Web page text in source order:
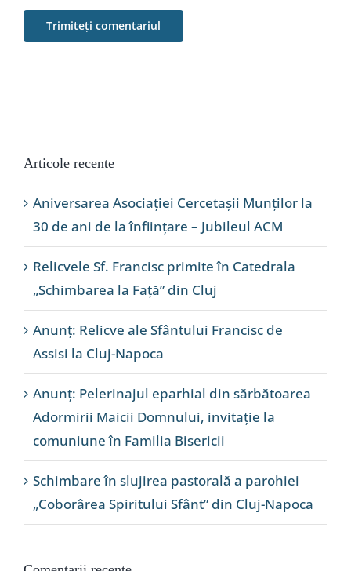
Articole recente
Aniversarea Asociației Cercetașii Munților la
30 de ani de la înființare – Jubileul ACM
Relicvele Sf. Francisc primite în Catedrala
„Schimbarea la Față” din Cluj
Anunț: Relicve ale Sfântului Francisc de
Assisi la Cluj-Napoca
Anunț: Pelerinajul eparhial din sărbătoarea
Adormirii Maicii Domnului, invitație la
comuniune în Familia Bisericii
Schimbare în slujirea pastorală a parohiei
„Coborârea Spiritului Sfânt” din Cluj-Napoca